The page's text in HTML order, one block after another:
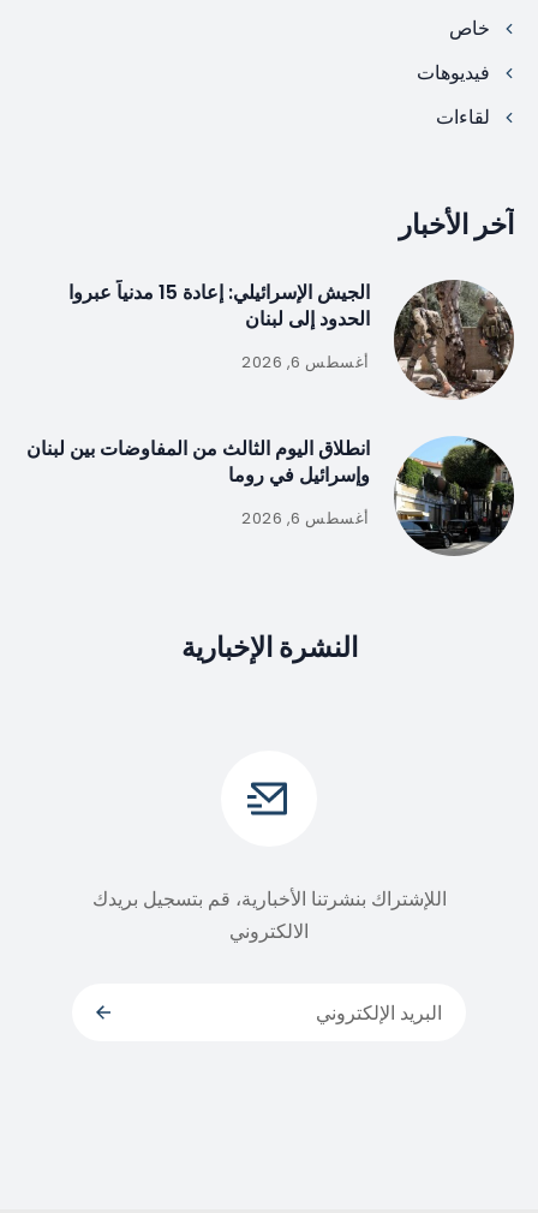
خاص
فيديوهات
لقاءات
آخر الأخبار
الجيش الإسرائيلي: إعادة 15 مدنياً عبروا
الحدود إلى لبنان
أغسطس 6, 2026
انطلاق اليوم الثالث من المفاوضات بين لبنان
وإسرائيل في روما
أغسطس 6, 2026
النشرة الإخبارية
اللإشتراك بنشرتنا الأخبارية، قم بتسجيل بريدك
الالكتروني